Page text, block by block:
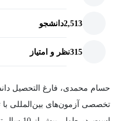
2,513دانشجو
315نظر و امتیاز
حسام محمدی، فارغ التحصیل